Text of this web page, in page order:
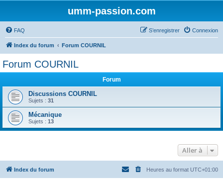
umm-passion.com
FAQ Connexion
S’enregistrer
Index du forum Forum COURNIL
Forum COURNIL
Forum
Discussions COURNIL
Sujets : 31
Mécanique
Sujets : 13
Aller à
Index du forum Heures au format UTC+01:00